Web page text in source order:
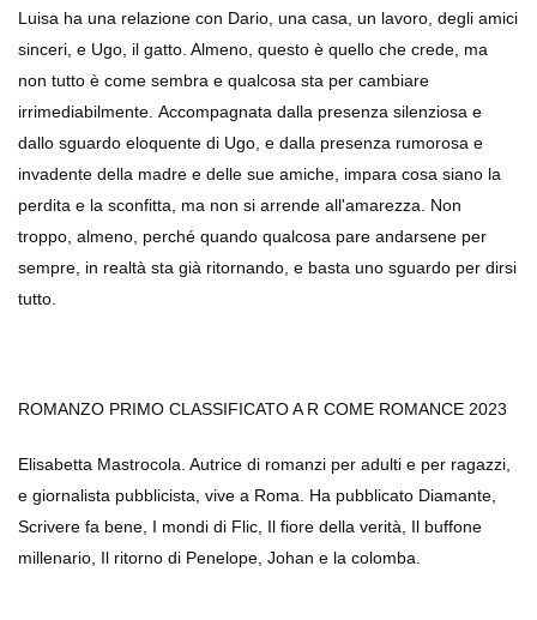
Luisa ha una relazione con Dario, una casa, un lavoro, degli amici
sinceri, e Ugo, il gatto. Almeno, questo è quello che crede, ma
non tutto è come sembra e qualcosa sta per cambiare
irrimediabilmente. Accompagnata dalla presenza silenziosa e
dallo sguardo eloquente di Ugo, e dalla presenza rumorosa e
invadente della madre e delle sue amiche, impara cosa siano la
perdita e la sconfitta, ma non si arrende all'amarezza. Non
troppo, almeno, perché quando qualcosa pare andarsene per
sempre, in realtà sta già ritornando, e basta uno sguardo per dirsi
tutto.
ROMANZO PRIMO CLASSIFICATO A R COME ROMANCE 2023
Elisabetta Mastrocola. Autrice di romanzi per adulti e per ragazzi,
e giornalista pubblicista, vive a Roma. Ha pubblicato Diamante,
Scrivere fa bene, I mondi di Flic, Il fiore della verità, Il buffone
millenario, Il ritorno di Penelope, Johan e la colomba.